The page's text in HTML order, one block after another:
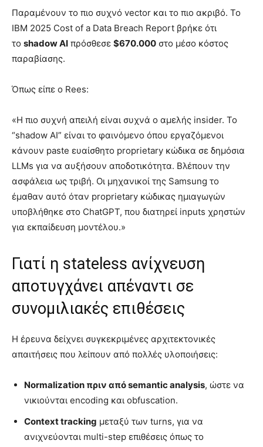
Παραμένουν το πιο συχνό vector και το πιο ακριβό. Το
IBM 2025 Cost of a Data Breach Report βρήκε ότι
το shadow AI πρόσθεσε $670.000 στο μέσο κόστος
παραβίασης.
Όπως είπε ο Rees:
«Η πιο συχνή απειλή είναι συχνά ο αμελής insider. Το
“shadow AI” είναι το φαινόμενο όπου εργαζόμενοι
κάνουν paste ευαίσθητο proprietary κώδικα σε δημόσια
LLMs για να αυξήσουν αποδοτικότητα. Βλέπουν την
ασφάλεια ως τριβή. Οι μηχανικοί της Samsung το
έμαθαν αυτό όταν proprietary κώδικας ημιαγωγών
υποβλήθηκε στο ChatGPT, που διατηρεί inputs χρηστών
για εκπαίδευση μοντέλου.»
Γιατί η stateless ανίχνευση
αποτυγχάνει απέναντι σε
συνομιλιακές επιθέσεις
Η έρευνα δείχνει συγκεκριμένες αρχιτεκτονικές
απαιτήσεις που λείπουν από πολλές υλοποιήσεις:
Normalization πριν από semantic analysis, ώστε να
νικιούνται encoding και obfuscation.
Context tracking μεταξύ των turns, για να
ανιχνεύονται multi-step επιθέσεις όπως το